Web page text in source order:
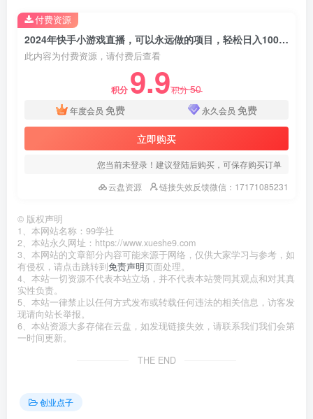
2024年快手小游戏直播，可以永远做的项目，轻松日入1000+
此内容为付费资源，请付费后查看
积分 9.9积分50
年度会员 免费 永久会员 免费
立即购买
您当前未登录！建议登陆后购买，可保存购买订单
云盘资源
链接失效反馈微信：17171085231
付费资源
© 版权声明
1、本网站名称：99学社
2、本站永久网址：https://www.xueshe9.com
3、本网站的文章部分内容可能来源于网络，仅供大家学习与参考，如
有侵权，请点击跳转到免责声明页面处理。
4、本站一切资源不代表本站立场，并不代表本站赞同其观点和对其真
实性负责。
5、本站一律禁止以任何方式发布或转载任何违法的相关信息，访客发
现请向站长举报。
6、本站资源大多存储在云盘，如发现链接失效，请联系我们我们会第
一时间更新。
THE END
创业点子